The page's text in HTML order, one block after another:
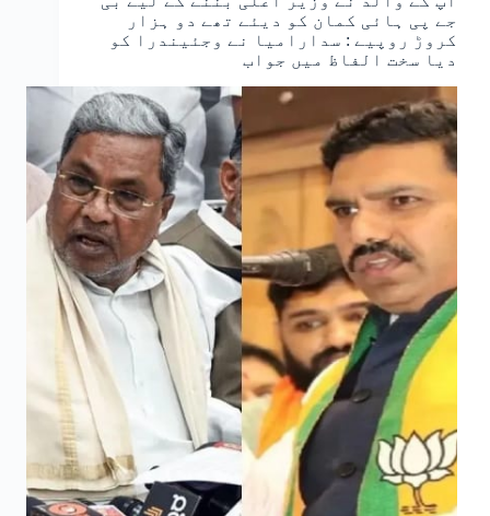
جے پی ہائی کمان کو دیئے تھے دو ہزار
کروڑ روپیے : سدارامیا نے وجئیندرا کو
دیا سخت الفاظ میں جواب